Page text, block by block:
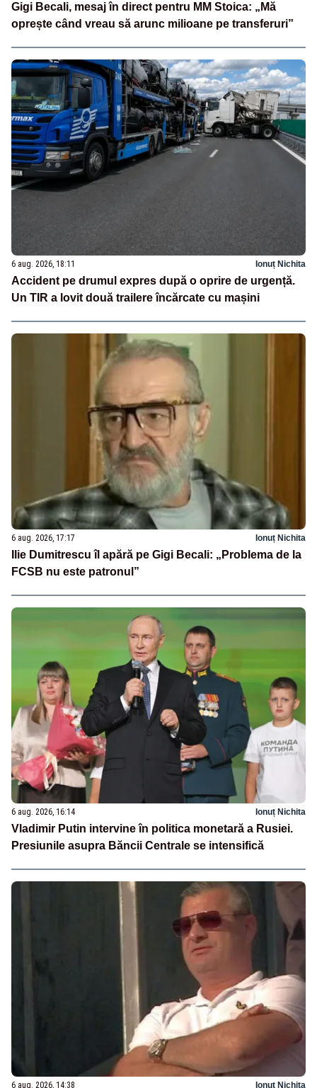
Gigi Becali, mesaj în direct pentru MM Stoica: „Mă
oprește când vreau să arunc milioane pe transferuri”
6 aug. 2026, 18:11 Ionuț Nichita
Accident pe drumul expres după o oprire de urgență.
Un TIR a lovit două trailere încărcate cu mașini
6 aug. 2026, 17:17 Ionuț Nichita
Ilie Dumitrescu îl apără pe Gigi Becali: „Problema de la
FCSB nu este patronul”
6 aug. 2026, 16:14 Ionuț Nichita
Vladimir Putin intervine în politica monetară a Rusiei.
Presiunile asupra Băncii Centrale se intensifică
6 aug. 2026, 14:38 Ionuț Nichita